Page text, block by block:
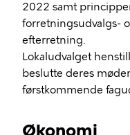
2022 samt
forretningsudvalgs-
efterretning.
Lokaludvalget
beslutte deres
førstkommende
Økonomi